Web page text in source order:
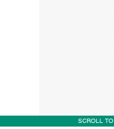
SCROLL